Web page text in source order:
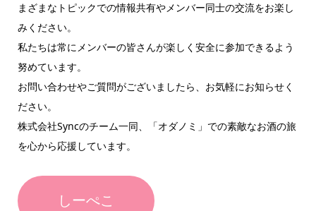
まざまなトピックでの情報共有やメンバー同士の交流をお楽し
みください。
私たちは常にメンバーの皆さんが楽しく安全に参加できるよう
努めています。
お問い合わせやご質問がございましたら、お気軽にお知らせく
ださい。
株式会社Syncのチーム一同、「オダノミ」での素敵なお酒の旅
を心から応援しています。
しーぺこ